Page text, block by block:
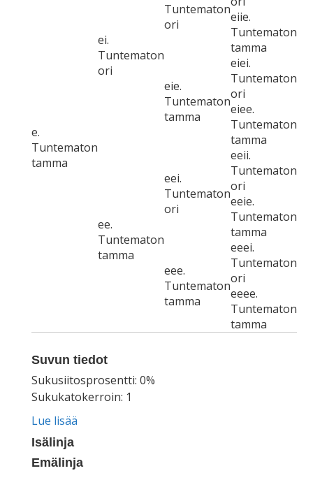
e.
Tuntematon
tamma
ei.
Tuntematon
ori
Tuntematon
ori
eiie.
Tuntematon
tamma
eie.
Tuntematon
tamma
eiei.
Tuntematon
ori
eiee.
Tuntematon
tamma
ee.
Tuntematon
tamma
eei.
Tuntematon
ori
eeii.
Tuntematon
ori
eeie.
Tuntematon
tamma
eee.
Tuntematon
tamma
eeei.
Tuntematon
ori
eeee.
Tuntematon
tamma
Suvun tiedot
Sukusiitosprosentti: 0%
Sukukatokerroin: 1
Lue lisää
Isälinja
Emälinja